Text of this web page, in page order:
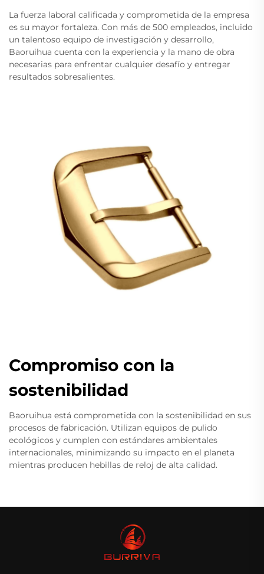
La fuerza laboral calificada y comprometida de la empresa
es su mayor fortaleza. Con más de 500 empleados, incluido
un talentoso equipo de investigación y desarrollo,
Baoruihua cuenta con la experiencia y la mano de obra
necesarias para enfrentar cualquier desafío y entregar
resultados sobresalientes.
Compromiso con la
sostenibilidad
Baoruihua está comprometida con la sostenibilidad en sus
procesos de fabricación. Utilizan equipos de pulido
ecológicos y cumplen con estándares ambientales
internacionales, minimizando su impacto en el planeta
mientras producen hebillas de reloj de alta calidad.